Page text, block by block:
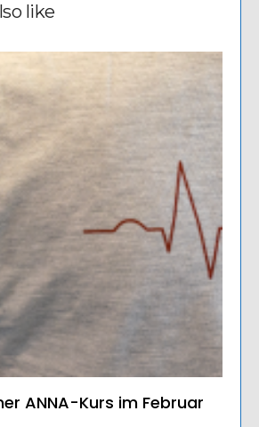
like
ANNA-Kurs im Februar